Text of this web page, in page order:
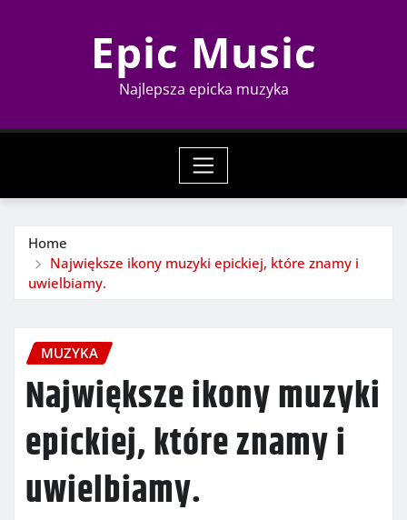
Epic Music
Najlepsza epicka muzyka
Home
Największe ikony muzyki epickiej, które znamy i
uwielbiamy.
MUZYKA
Największe ikony muzyki
epickiej, które znamy i
uwielbiamy.